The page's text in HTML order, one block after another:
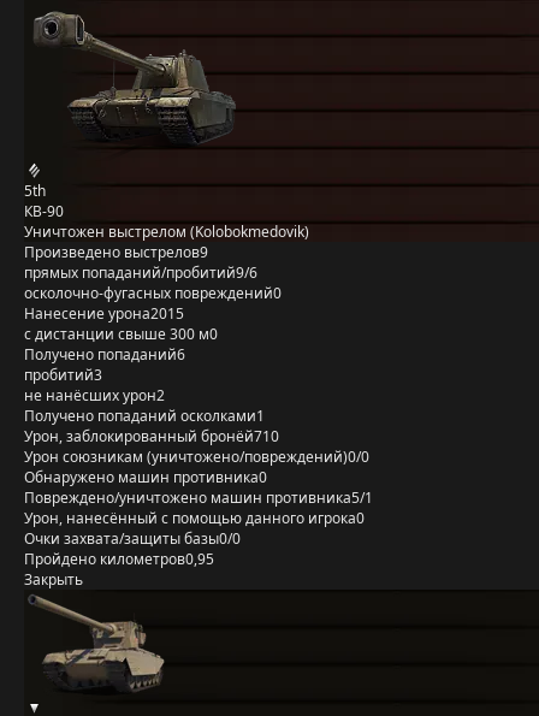
5th
КВ-90
Уничтожен выстрелом (Kolobokmedovik)
Произведено выстрелов9
прямых попаданий/пробитий9/6
осколочно-фугасных повреждений0
Нанесение урона2015
с дистанции свыше 300 м0
Получено попаданий6
пробитий3
не нанёсших урон2
Получено попаданий осколками1
Урон, заблокированный бронёй710
Урон союзникам (уничтожено/повреждений)0/0
Обнаружено машин противника0
Повреждено/уничтожено машин противника5/1
Урон, нанесённый с помощью данного игрока0
Очки захвата/защиты базы0/0
Пройдено километров0,95
Закрыть